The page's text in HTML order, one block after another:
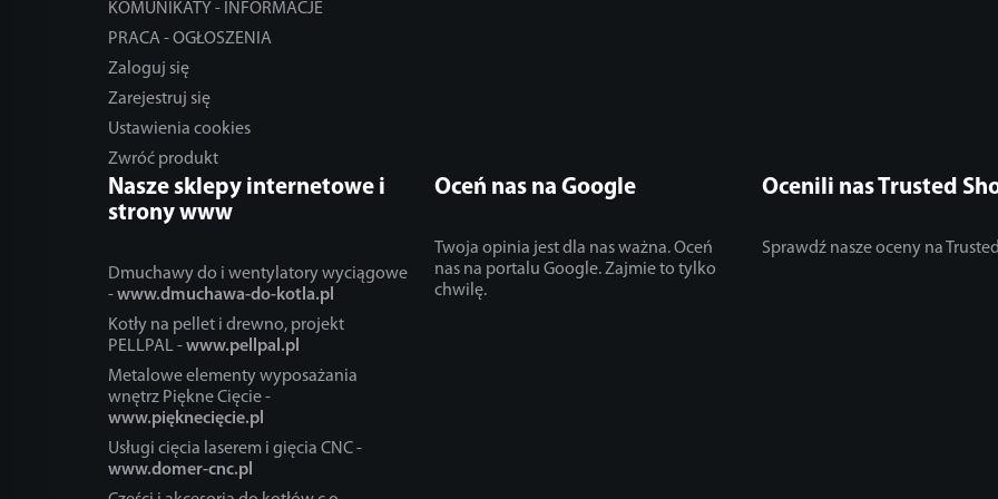
KOMUNIKATY - INFORMACJE
PRACA - OGŁOSZENIA
Zaloguj się
Zarejestruj się
Ustawienia cookies
Zwróć produkt
Nasze sklepy internetowe i
strony www
Dmuchawy do i wentylatory wyciągowe
-www.dmuchawa-do-kotla.pl
Kotły na pellet i drewno, projekt
PELLPAL -www.pellpal.pl
Metalowe elementy wyposażania
wnętrz Piękne Cięcie -
www.pięknecięcie.pl
Usługi cięcia laserem i gięcia CNC -
www.domer-cnc.pl
Oceń nas na Google
Twoja opinia jest dla nas ważna. Oceń
nas na portalu Google. Zajmie to tylko
chwilę.
Ocenili nas Trusted
Sprawdź nasze oceny na